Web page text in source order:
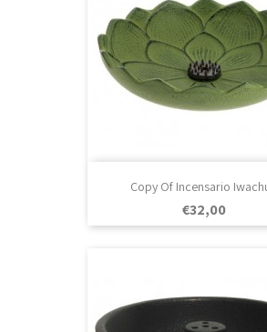
Copy Of Incensario
Prezo
€32,00